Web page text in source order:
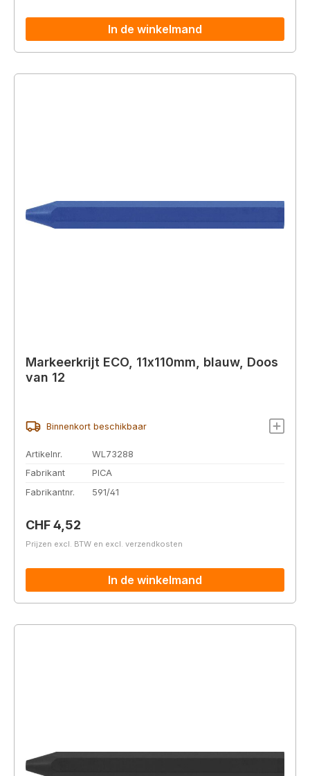
In de winkelmand
Markeerkrijt ECO, 11x110mm, blauw, Doos
van 12
Binnenkort beschikbaar
Artikelnr.
WL73288
Fabrikant
PICA
Fabrikantnr.
591/41
Normale prijs:
CHF 4,52
Prijzen excl. BTW en excl. verzendkosten
In de winkelmand